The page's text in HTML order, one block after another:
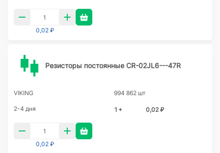
0,02 ₽
Резисторы постоянные CR-02JL6---47R
VIKING 994 862 шт
2-4 дня 1 + 0,02 ₽
0,02 ₽